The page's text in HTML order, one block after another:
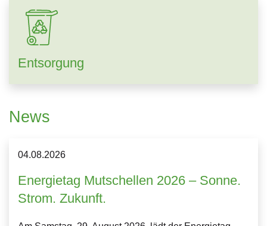
Entsorgung
News
04.08.2026
Energietag Mutschellen 2026 – Sonne.
Strom. Zukunft.